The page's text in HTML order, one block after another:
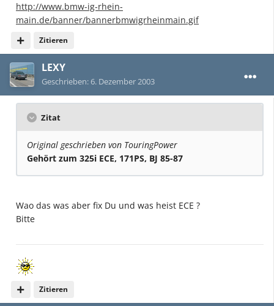
Zitieren
http://www.bmw-ig-rhein-
main.de/banner/bannerbmwigrheinmain.gif
LEXY
Geschrieben:6. Dezember 2003
Zitat
Original geschrieben von TouringPower
Gehört zum 325i ECE, 171PS, BJ 85-87
Wao das was aber fix Du und was heist ECE ?
Bitte
Zitieren